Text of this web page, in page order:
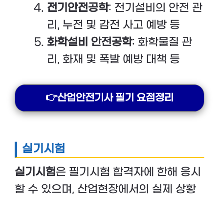
전기안전공학: 전기설비의 안전 관
리, 누전 및 감전 사고 예방 등
화학설비 안전공학: 화학물질 관
리, 화재 및 폭발 예방 대책 등
👉산업안전기사 필기 요점정리
실기시험
실기시험은 필기시험 합격자에 한해 응시
할 수 있으며, 산업현장에서의 실제 상황